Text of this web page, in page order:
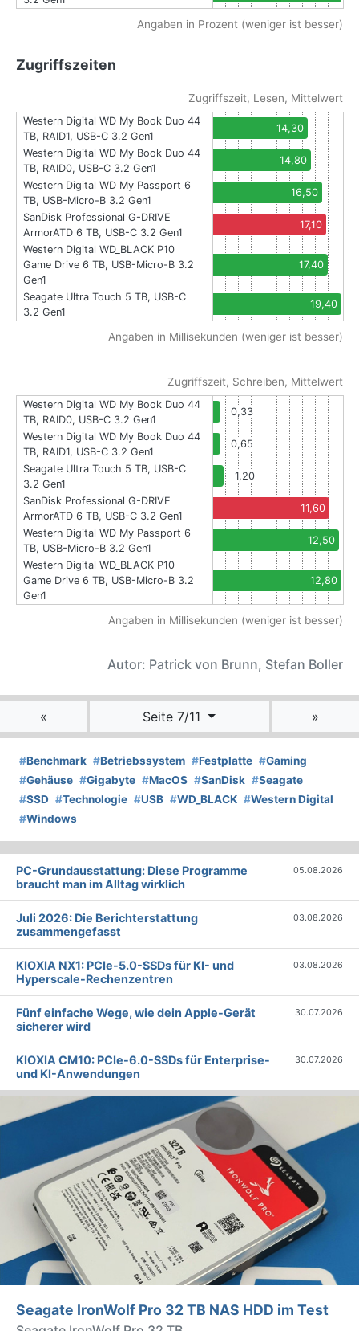
Angaben in Prozent (weniger ist besser)
Zugriffszeiten
Zugriffszeit, Lesen, Mittelwert
Western Digital WD My Book Duo 44
TB, RAID1, USB-C 3.2 Gen1
14,30
Western Digital WD My Book Duo 44
TB, RAID0, USB-C 3.2 Gen1
14,80
Western Digital WD My Passport 6
TB, USB-Micro-B 3.2 Gen1
16,50
SanDisk Professional G-DRIVE
ArmorATD 6 TB, USB-C 3.2 Gen1
17,10
Western Digital WD_BLACK P10
Game Drive 6 TB, USB-Micro-B 3.2
Gen1
17,40
Seagate Ultra Touch 5 TB, USB-C
3.2 Gen1
19,40
Angaben in Millisekunden (weniger ist besser)
Zugriffszeit, Schreiben, Mittelwert
Western Digital WD My Book Duo 44
TB, RAID0, USB-C 3.2 Gen1
0,33
Western Digital WD My Book Duo 44
TB, RAID1, USB-C 3.2 Gen1
0,65
Seagate Ultra Touch 5 TB, USB-C
3.2 Gen1
1,20
SanDisk Professional G-DRIVE
ArmorATD 6 TB, USB-C 3.2 Gen1
11,60
Western Digital WD My Passport 6
TB, USB-Micro-B 3.2 Gen1
12,50
Western Digital WD_BLACK P10
Game Drive 6 TB, USB-Micro-B 3.2
Gen1
12,80
Angaben in Millisekunden (weniger ist besser)
Autor: Patrick von Brunn, Stefan Boller
« Seite 7/11 »
#Benchmark #Betriebssystem #Festplatte #Gaming
#Gehäuse #Gigabyte #MacOS #SanDisk #Seagate
#SSD #Technologie #USB #WD_BLACK #Western Digital
#Windows
PC-Grundausstattung: Diese Programme
braucht man im Alltag wirklich
05.08.2026
Juli 2026: Die Bericht­erstattung
zusammengefasst
03.08.2026
KIOXIA NX1: PCIe-5.0-SSDs für KI- und
Hyperscale-Rechenzentren
03.08.2026
Fünf einfache Wege, wie dein Apple-Gerät
sicherer wird
30.07.2026
KIOXIA CM10: PCIe-6.0-SSDs für Enterprise-
und KI-Anwendungen
30.07.2026
Seagate IronWolf Pro 32 TB NAS HDD im Test